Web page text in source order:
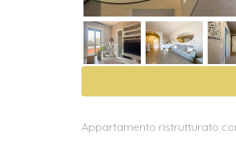
Appartamento ristrutturato